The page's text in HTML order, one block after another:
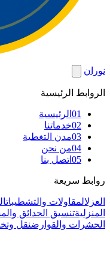
نوران
الروابط الرئيسية
01 الرئيسية
02خدماتنا
03مدن التغطية
04من نحن
05 اتصل بنا
روابط سريعة
العزلالمقاولات والتشطيبات
المنزليةتنسيق الحدائق
الحشرات والقوارضنقل